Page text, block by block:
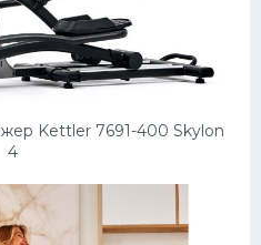
Kettler 7691-400 Skylon
4